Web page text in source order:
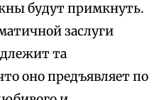
будут примкнуть.
заслуги
та
оно предъявляет по